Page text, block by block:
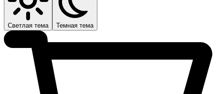
Светлая тема Темная тема